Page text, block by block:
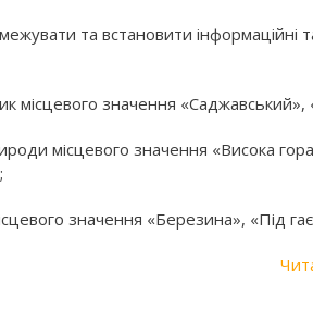
та встановити інформаційні
місцевого значення «Саджавський»,
місцевого значення «Висока
значення «Березина», «Під